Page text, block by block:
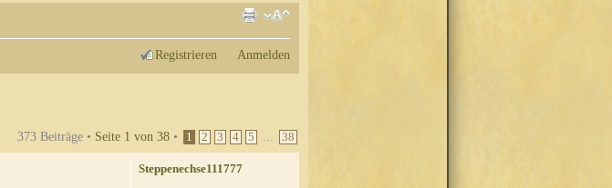
Registrieren Anmelden
373 Beiträge • Seite 1 von 38 • 1 2 3 4 5 ... 38
Steppenechse111777